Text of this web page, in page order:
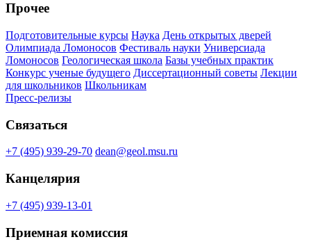
Прочее
Подготовительные курсы Наука День открытых дверей
Олимпиада Ломоносов Фестиваль науки Универсиада
Ломоносов Геологическая школа Базы учебных практик
Конкурс ученые будущего Диссертационный советы Лекции
для школьников Школьникам
Пресс-релизы
Связаться
+7 (495) 939-29-70 dean@geol.msu.ru
Канцелярия
+7 (495) 939-13-01
Приемная комиссия